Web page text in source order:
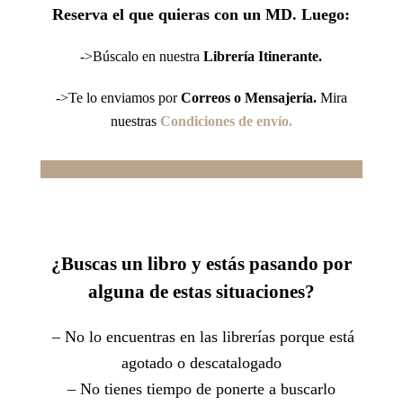
Reserva el que quieras con un MD. Luego:
->Búscalo en nuestraLibrería Itinerante.
->Te lo enviamos porCorreos o Mensajería. Mira
nuestras Condiciones de envío.
¿Buscas un libro y estás pasando por
alguna de estas situaciones?
– No lo encuentras en las librerías porque está
agotado o descatalogado
– No tienes tiempo de ponerte a buscarlo